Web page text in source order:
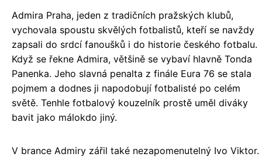
Admira Praha, jeden z tradičních pražských klubů,
vychovala spoustu skvělých fotbalistů, kteří se navždy
zapsali do srdcí fanoušků i do historie českého fotbalu.
Když se řekne Admira, většině se vybaví hlavně Tonda
Panenka. Jeho slavná penalta z finále Eura 76 se stala
pojmem a dodnes ji napodobují fotbalisté po celém
světě. Tenhle fotbalový kouzelník prostě uměl diváky
bavit jako málokdo jiný.
V brance Admiry zářil také nezapomenutelný Ivo Viktor.